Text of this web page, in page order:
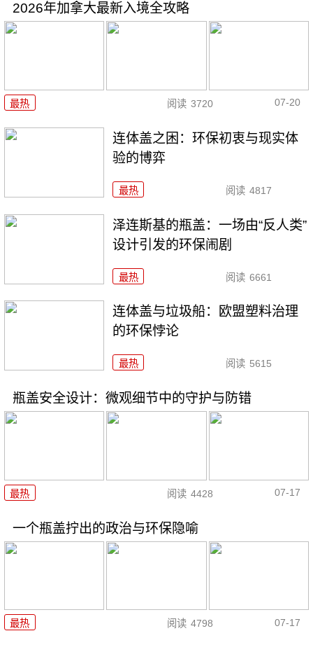
2026年加拿大最新入境全攻略
最热 阅读 3720 07-20
连体盖之困：环保初衷与现实体
验的博弈
最热 阅读 4817
泽连斯基的瓶盖：一场由“反人类”
设计引发的环保闹剧
最热 阅读 6661
连体盖与垃圾船：欧盟塑料治理
的环保悖论
最热 阅读 5615
瓶盖安全设计：微观细节中的守护与防错
最热 阅读 4428 07-17
一个瓶盖拧出的政治与环保隐喻
最热 阅读 4798 07-17